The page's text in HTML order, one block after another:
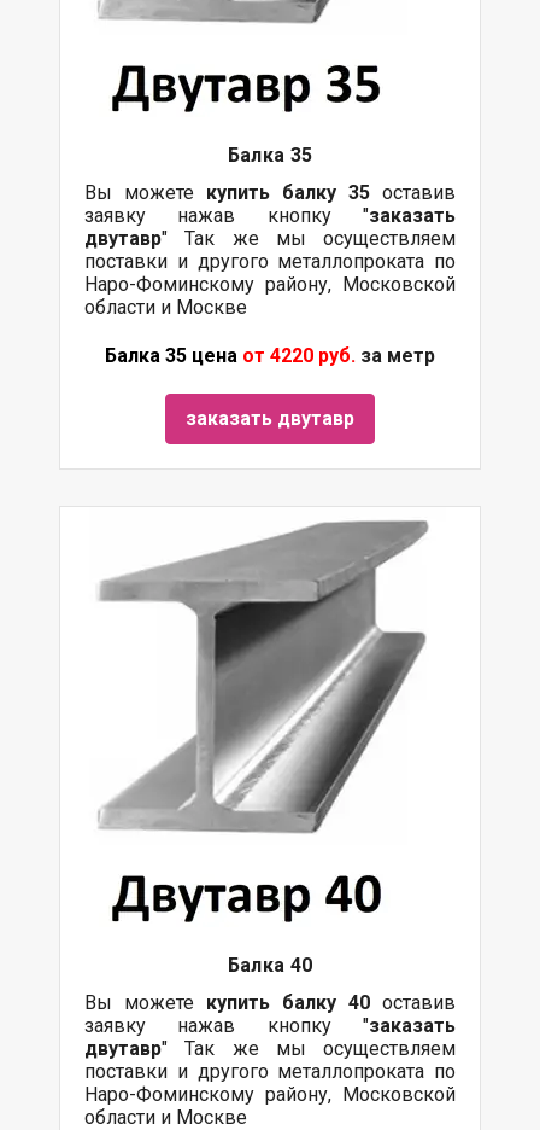
Балка 35
Вы можете купить балку 35 оставив
заявку нажав кнопку "заказать
двутавр" Так же мы осуществляем
поставки и другого металлопроката по
Наро-Фоминскому району, Московской
области и Москве
Балка 35 цена от 4220 руб. за метр
заказать двутавр
Балка 40
Вы можете купить балку 40 оставив
заявку нажав кнопку "заказать
двутавр" Так же мы осуществляем
поставки и другого металлопроката по
Наро-Фоминскому району, Московской
области и Москве